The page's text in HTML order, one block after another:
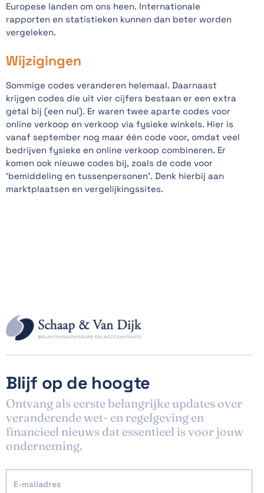
Europese landen om ons heen. Internationale
rapporten en statistieken kunnen dan beter worden
vergeleken.
Wijzigingen
Sommige codes veranderen helemaal. Daarnaast
krijgen codes die uit vier cijfers bestaan er een extra
getal bij (een nul). Er waren twee aparte codes voor
online verkoop en verkoop via fysieke winkels. Hier is
vanaf september nog maar één code voor, omdat veel
bedrijven fysieke en online verkoop combineren. Er
komen ook nieuwe codes bij, zoals de code voor
‘bemiddeling en tussenpersonen’. Denk hierbij aan
marktplaatsen en vergelijkingssites.
Blijf op de hoogte
Ontvang als eerste belangrijke updates over
veranderende wet- en regelgeving en
financieel nieuws dat essentieel is voor jouw
onderneming.